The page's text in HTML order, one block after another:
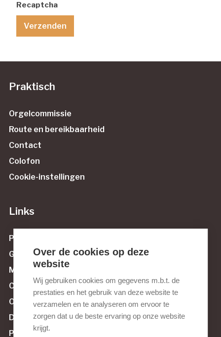
Recaptcha
Praktisch
Orgelcommissie
Route en bereikbaarheid
Contact
Colofon
Cookie-instellingen
Links
Protestantse Gemeente Maassluis
Govert van Wijnstichting
Muziek tussen Maas en Sluis
Culturele Raad Maassluis
Orgelnieuws.nl
De Orgelvriend
Pels & Van Leeuwen Kerkorgelbouw
Over de cookies op deze
website
Wij gebruiken cookies om gegevens m.b.t. de
prestaties en het gebruik van deze website te
verzamelen en te analyseren om ervoor te
zorgen dat u de beste ervaring op onze website
krijgt.